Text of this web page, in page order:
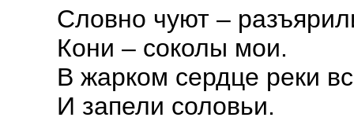
Словно чуют –
Кони – соколы мои.
В жарком сердце реки
И запели соловьи.